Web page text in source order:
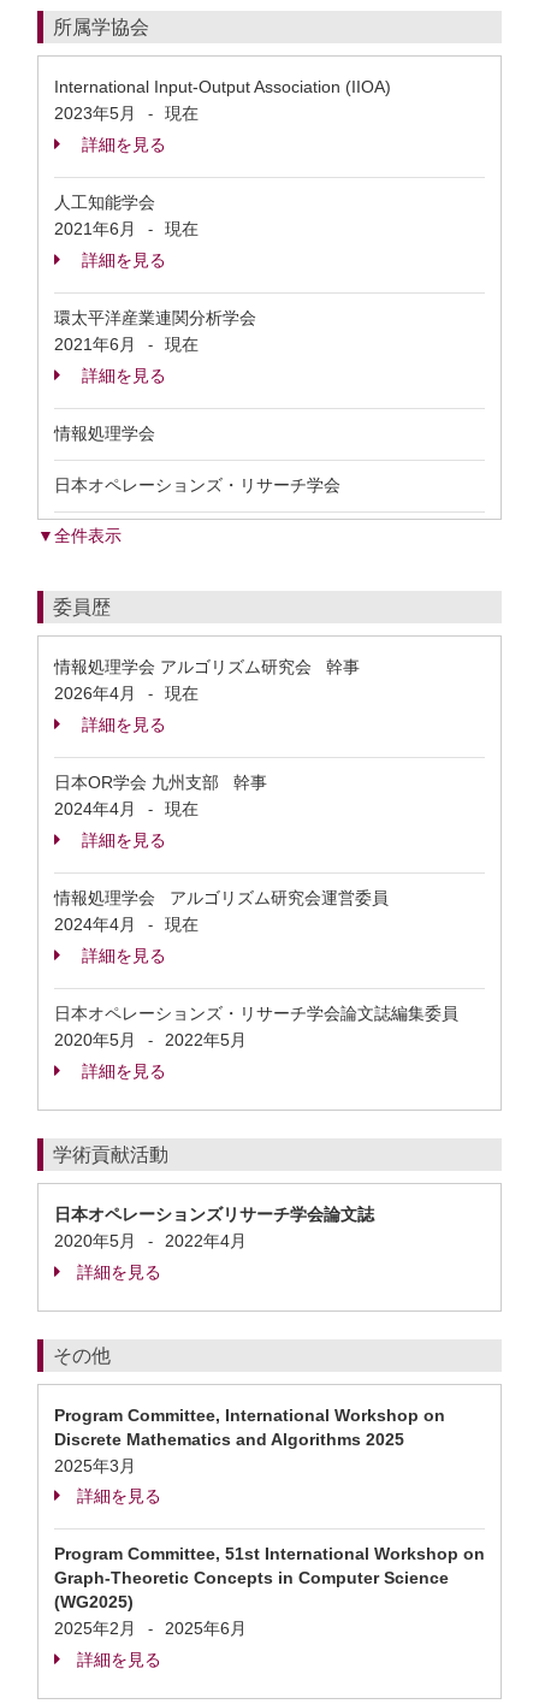
所属学協会
International Input-Output Association (IIOA)
2023年5月
-
現在
詳細を見る
人工知能学会
2021年6月
-
現在
詳細を見る
環太平洋産業連関分析学会
2021年6月
-
現在
詳細を見る
情報処理学会
日本オペレーションズ・リサーチ学会
▼全件表示
委員歴
情報処理学会 アルゴリズム研究会 幹事
2026年4月
-
現在
詳細を見る
日本OR学会 九州支部 幹事
2024年4月
-
現在
詳細を見る
情報処理学会 アルゴリズム研究会運営委員
2024年4月
-
現在
詳細を見る
日本オペレーションズ・リサーチ学会論文誌編集委員
2020年5月
-
2022年5月
詳細を見る
学術貢献活動
日本オペレーションズリサーチ学会論文誌
2020年5月
-
2022年4月
詳細を見る
その他
Program Committee, International Workshop on
Discrete Mathematics and Algorithms 2025
2025年3月
詳細を見る
Program Committee, 51st International Workshop on
Graph-Theoretic Concepts in Computer Science
(WG2025)
2025年2月
-
2025年6月
詳細を見る